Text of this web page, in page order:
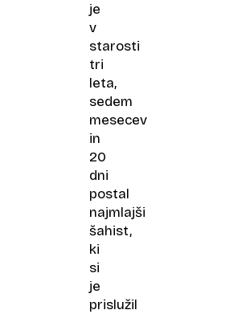
je
v
starosti
tri
leta,
sedem
mesecev
in
20
dni
postal
najmlajši
šahist,
ki
si
je
prislužil